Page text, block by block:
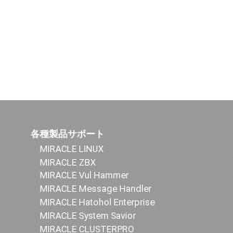
各種製品サポート
MIRACLE LINUX
MIRACLE ZBX
MIRACLE Vul Hammer
MIRACLE Message Handler
MIRACLE Hatohol Enterprise
MIRACLE System Savior
MIRACLE CLUSTERPRO